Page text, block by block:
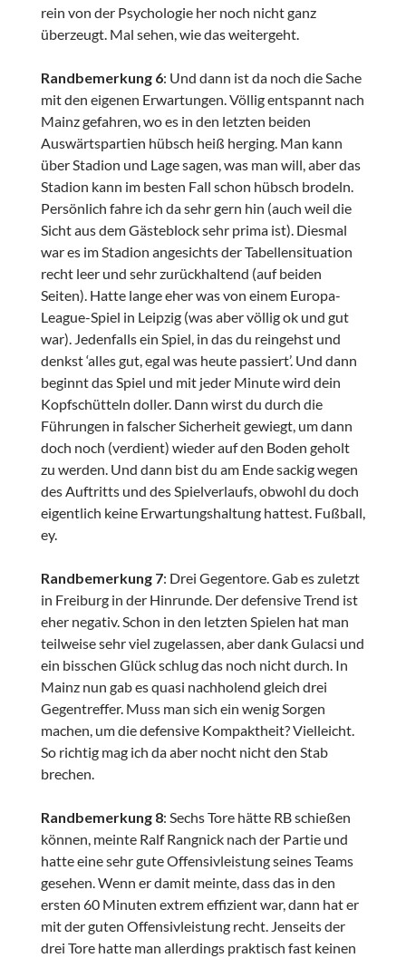
rein von der Psychologie her noch nicht ganz
überzeugt. Mal sehen, wie das weitergeht.
Randbemerkung 6: Und dann ist da noch die Sache
mit den eigenen Erwartungen. Völlig entspannt nach
Mainz gefahren, wo es in den letzten beiden
Auswärtspartien hübsch heiß herging. Man kann
über Stadion und Lage sagen, was man will, aber das
Stadion kann im besten Fall schon hübsch brodeln.
Persönlich fahre ich da sehr gern hin (auch weil die
Sicht aus dem Gästeblock sehr prima ist). Diesmal
war es im Stadion angesichts der Tabellensituation
recht leer und sehr zurückhaltend (auf beiden
Seiten). Hatte lange eher was von einem Europa-
League-Spiel in Leipzig (was aber völlig ok und gut
war). Jedenfalls ein Spiel, in das du reingehst und
denkst ‘alles gut, egal was heute passiert’. Und dann
beginnt das Spiel und mit jeder Minute wird dein
Kopfschütteln doller. Dann wirst du durch die
Führungen in falscher Sicherheit gewiegt, um dann
doch noch (verdient) wieder auf den Boden geholt
zu werden. Und dann bist du am Ende sackig wegen
des Auftritts und des Spielverlaufs, obwohl du doch
eigentlich keine Erwartungshaltung hattest. Fußball,
ey.
Randbemerkung 7: Drei Gegentore. Gab es zuletzt
in Freiburg in der Hinrunde. Der defensive Trend ist
eher negativ. Schon in den letzten Spielen hat man
teilweise sehr viel zugelassen, aber dank Gulacsi und
ein bisschen Glück schlug das noch nicht durch. In
Mainz nun gab es quasi nachholend gleich drei
Gegentreffer. Muss man sich ein wenig Sorgen
machen, um die defensive Kompaktheit? Vielleicht.
So richtig mag ich da aber nocht nicht den Stab
brechen.
Randbemerkung 8: Sechs Tore hätte RB schießen
können, meinte Ralf Rangnick nach der Partie und
hatte eine sehr gute Offensivleistung seines Teams
gesehen. Wenn er damit meinte, dass das in den
ersten 60 Minuten extrem effizient war, dann hat er
mit der guten Offensivleistung recht. Jenseits der
drei Tore hatte man allerdings praktisch fast keinen